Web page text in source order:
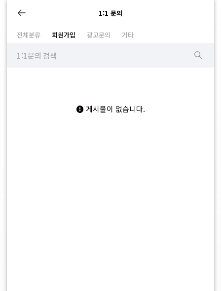
1:1 문의
전체분류 회원가입 광고문의 기타
게시물이 없습니다.